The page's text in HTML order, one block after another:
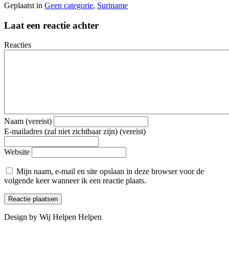
Geplaatst in Geen categorie, Suriname
Laat een reactie achter
Reacties
Naam (vereist)
E-mailadres (zal niet zichtbaar zijn) (vereist)
Website
Mijn naam, e-mail en site opslaan in deze browser voor de
volgende keer wanneer ik een reactie plaats.
Design by Wij Helpen Helpen